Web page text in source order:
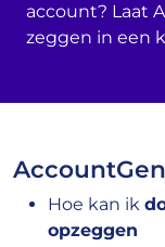
account? Laat
zeggen in een
Hoe kan ik
opzeggen